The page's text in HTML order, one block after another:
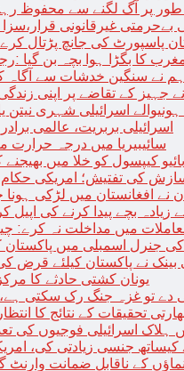
طور پر آگ لگنے سے محفوظ رہنے
غیرقانونی قرار،سزا
پاسپورٹ کی جانچ پڑتال کرے
کا بگڑا ہوا بچہ بن گیا
نے سنگین خدشات سے آگاہ
اسرائیلی شہری نیتن
اسرائیلی بربریت، عالمی
سائیبیریا میں درجہ حرارت منفی 56
بائیو کیپسول کو خلا میں
کی تفتیش؛ امریکی حکام
نے افغانستان میں لڑکی ہونا
بچے پیدا کرنے کی اپیل
میں مداخلت نہ کرے:
کی جنرل اسمبلی میں پاکستان
بینک نے پاکستان کیلئے
یونان کشتی حادثے کا
دے تو غزہ جنگ رک سکتی
تحقیقات کے نتائج کا
اسرائیلی فوجیوں کی تعداد 406
کیساتھ جنسی زیادتی کی،